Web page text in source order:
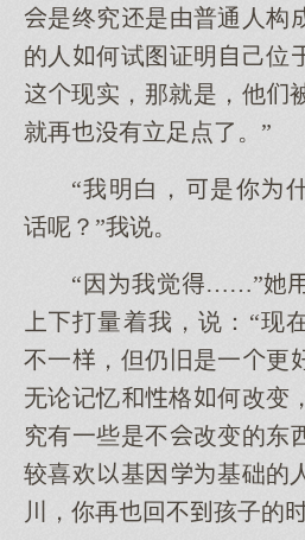
是终究是由普通人构
的人何试图证明己位
现实，那就是，他被
就再有立足点了。”
“我明白，是你
话呢？”我说。
“因我觉……”
打量着我，说：“现
不一，但仍旧是一更
无论记忆格何改变
究有一些是不改变的
较喜欢基因基础的
川，你再回不孩子的